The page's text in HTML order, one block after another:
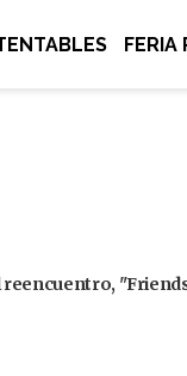
FERIA
reencuentro,